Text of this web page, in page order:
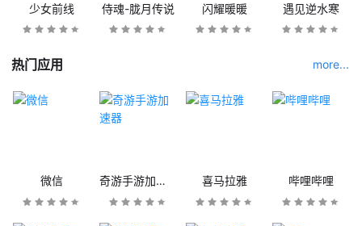
少女前线 侍魂-胧月传说 闪耀暖暖 遇见逆水寒
热门应用 more...
微信 奇游手游加速器 喜马拉雅 哔哩哔哩